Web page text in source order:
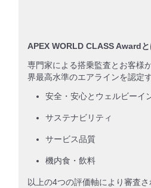
APEX WORLD CLASS Awardと
専門家による搭乗監査とお客様
界最高水準のエアラインを認定
安全・安心とウェルビーイ
サステナビリティ
サービス品質
機内食・飲料
以上の4つの評価軸により審査さ